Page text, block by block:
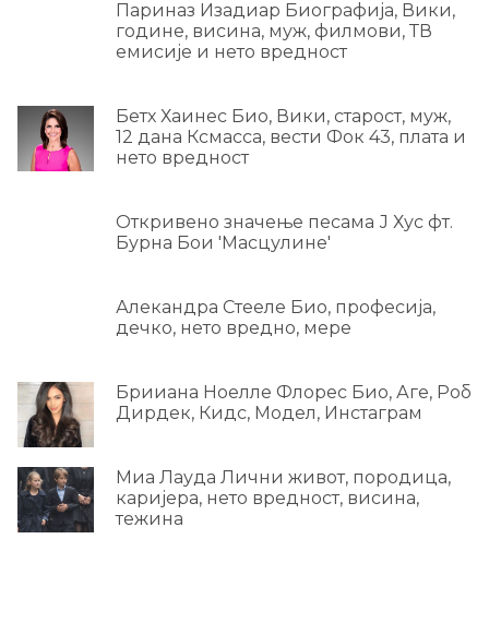
Париназ Изадиар Биографија, Вики,
године, висина, муж, филмови, ТВ
емисије и нето вредност
Бетх Хаинес Био, Вики, старост, муж,
12 дана Ксмасса, вести Фок 43, плата и
нето вредност
Откривено значење песама Ј Хус фт.
Бурна Бои 'Масцулине'
Алекандра Стееле Био, професија,
дечко, нето вредно, мере
Брииана Ноелле Флорес Био, Аге, Роб
Дирдек, Кидс, Модел, Инстаграм
Миа Лауда Лични живот, породица,
каријера, нето вредност, висина,
тежина